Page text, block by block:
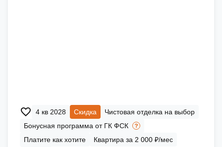
4 кв 2028 Скидка
Чистовая отделка на выбор
Бонусная программа от ГК ФСК
Платите как хотите
Квартира за 2 000 ₽/мес